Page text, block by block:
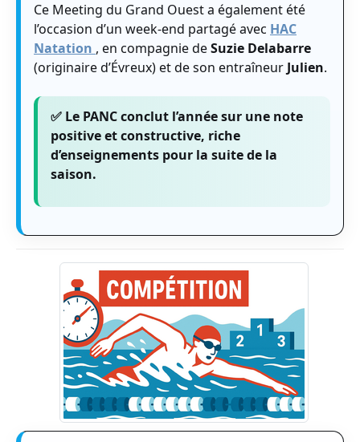
Ce Meeting du Grand Ouest a également été
l’occasion d’un week-end partagé avec HAC
Natation , en compagnie deSuzie Delabarre
(originaire d’Évreux) et de son entraîneurJulien.
✅ Le PANC conclut l’année sur une note
positive et constructive, riche
d’enseignements pour la suite de la
saison.